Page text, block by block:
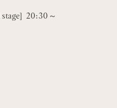
20:30～